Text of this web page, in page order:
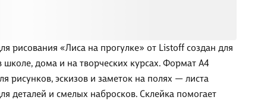
рисования «Лиса на прогулке» от Listoff создан для
школе, дома и на творческих курсах. Формат А4
рисунков, эскизов и заметок на полях — листа
деталей и смелых набросков. Склейка помогает